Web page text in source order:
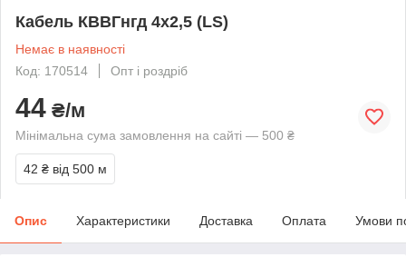
Кабель КВВГнгд 4х2,5 (LS)
Немає в наявності
Код: 170514
Опт і роздріб
44 ₴/м
Мінімальна сума замовлення на сайті — 500 ₴
42 ₴ від 500 м
Опис Характеристики Доставка Оплата Умови